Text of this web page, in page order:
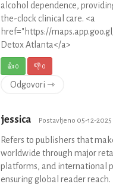
alcohol dependence,
the-clock clinical care. <a
href="https://
Detox Atlanta</a>
👍0 👎0
Odgovori ⇾
jessica Postavljeno 05-12-2025
Refers to publishers that
worldwide through major
platforms, and international
ensuring global reader reach.